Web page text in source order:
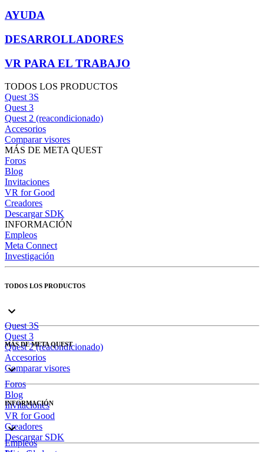
AYUDA
DESARROLLADORES
VR PARA EL TRABAJO
TODOS LOS PRODUCTOS
Quest 3S
Quest 3
Quest 2 (reacondicionado)
Accesorios
Comparar visores
MÁS DE META QUEST
Foros
Blog
Invitaciones
VR for Good
Creadores
Descargar SDK
INFORMACIÓN
Empleos
Meta Connect
Investigación
TODOS LOS PRODUCTOS
Quest 3S
Quest 3
Quest 2 (reacondicionado)
Accesorios
Comparar visores
MÁS DE META QUEST
Foros
Blog
Invitaciones
VR for Good
Creadores
Descargar SDK
INFORMACIÓN
Empleos